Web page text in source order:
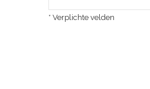
* Verplichte velden